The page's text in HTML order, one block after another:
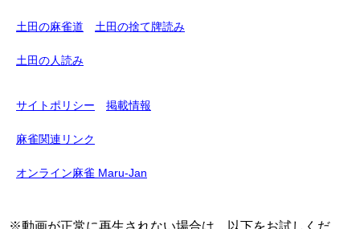
土田の麻雀道 土田の捨て牌読み
土田の人読み
サイトポリシー 掲載情報
麻雀関連リンク
オンライン麻雀 Maru-Jan
※動画が正常に再生されない場合は、以下をお試しくだ